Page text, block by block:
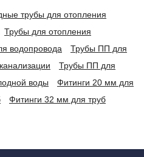
трубы для отопления
Трубы для отопления
водопровода
Трубы ПП для
Трубы ПП для
воды
Фитинги 20 мм для
Фитинги 32 мм для труб